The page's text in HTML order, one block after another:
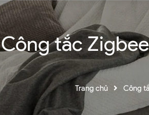
Công tắc
Trang chủ Công